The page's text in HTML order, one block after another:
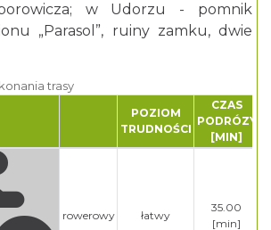
w Udorzu - pomnik
„Parasol”, ruiny zamku, dwie
trasy
POZIOM
TRUDNOŚCI
CZAS
PODRÓZY
[MIN]
rowerowy łatwy
35.00
[min]